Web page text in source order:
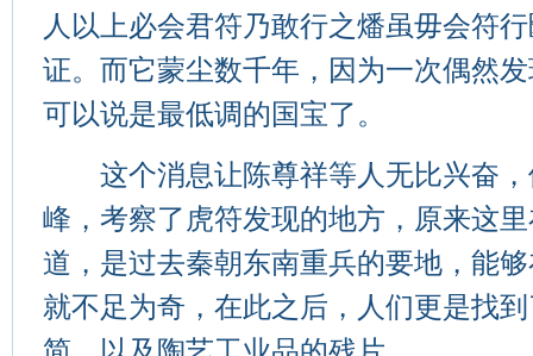
人以上必会君符乃敢行之燔虽毋会符
证。而它蒙尘数千年，因为一次偶然
可以说是最低调的国宝了。
这个消息让陈尊祥等人无比兴奋，
峰，考察了虎符发现的地方，原来这
道，是过去秦朝东南重兵的要地，能
就不足为奇，在此之后，人们更是找